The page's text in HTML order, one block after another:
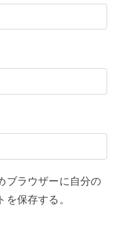
ブラウザーに自分の
保存する。